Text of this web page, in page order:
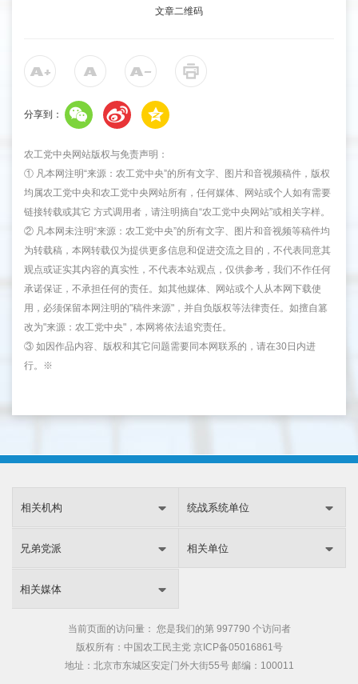
文章二维码
分享到：
农工党中央网站版权与免责声明：
① 凡本网注明“来源：农工党中央”的所有文字、图片和音视频稿件，版权
均属农工党中央和农工党中央网站所有，任何媒体、网站或个人如有需要
链接转载或其它 方式调用者，请注明摘自“农工党中央网站”或相关字样。
② 凡本网未注明“来源：农工党中央”的所有文字、图片和音视频等稿件均
为转载稿，本网转载仅为提供更多信息和促进交流之目的，不代表同意其
观点或证实其内容的真实性，不代表本站观点，仅供参考，我们不作任何
承诺保证，不承担任何的责任。如其他媒体、网站或个人从本网下载使
用，必须保留本网注明的"稿件来源"，并自负版权等法律责任。如擅自篡
改为"来源：农工党中央"，本网将依法追究责任。
③ 如因作品内容、版权和其它问题需要同本网联系的，请在30日内进
行。※
相关机构 统战系统单位
兄弟党派 相关单位
相关媒体
当前页面的访问量： 您是我们的第 997790 个访问者
版权所有：中国农工民主党 京ICP备05016861号
地址：北京市东城区安定门外大街55号 邮编：100011